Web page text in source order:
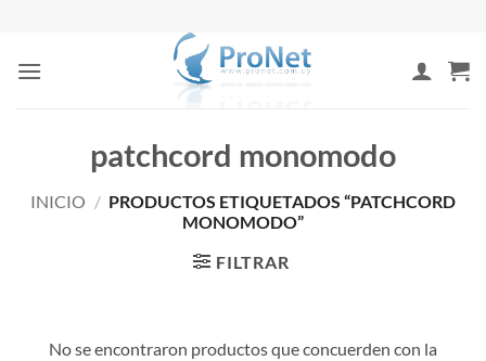
contenido
patchcord monomodo
INICIO / PRODUCTOS ETIQUETADOS “PATCHCORD
MONOMODO”
FILTRAR
No se encontraron productos que concuerden con la